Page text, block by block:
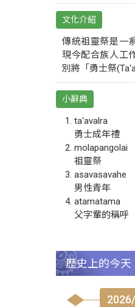
文化介紹
傳統祖靈祭是一
現今配合族人工
別將「勇士祭
小辭典
ta‘avalra
勇士成年禮
molapangolai
祖靈祭
asavasavahe
男性青年
atamatama
父字輩的稱呼
歷史上的今天